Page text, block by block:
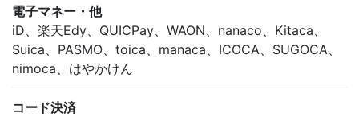
電子マネー・他
iD、楽天Edy、QUICPay、WAON、nanaco、Kitaca、
Suica、PASMO、toica、manaca、ICOCA、SUGOCA、
nimoca、はやかけん
コード決済